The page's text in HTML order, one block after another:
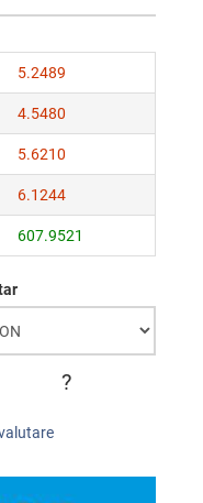
5.2489
4.5480
5.6210
6.1244
607.9521
?